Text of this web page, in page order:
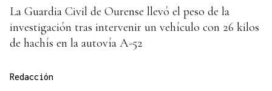
La Guardia Civil de Ourense llevó el peso de la
investigación tras intervenir un vehículo con 26 kilos
de hachís en la autovía A-52
Redacción